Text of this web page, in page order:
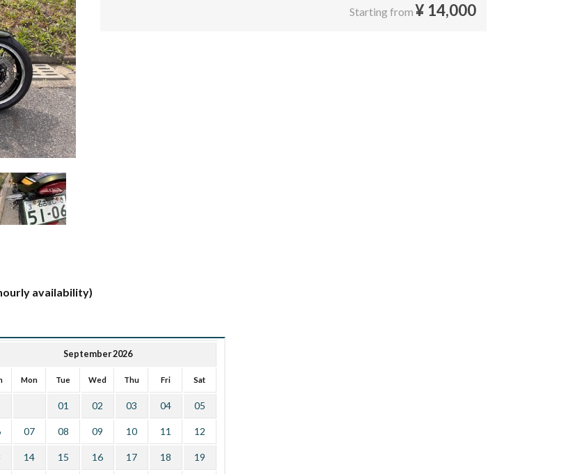
Starting from ¥ 14,000
availability)
September 2026
Mon Tue Wed Thu Fri Sat
01 02 03 04 05
07 08 09 10 11 12
14 15 16 17 18 19